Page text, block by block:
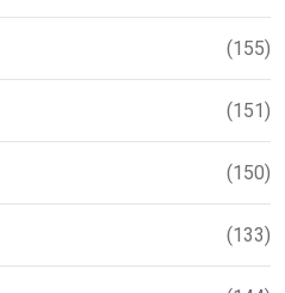
(155)
(151)
(150)
(133)